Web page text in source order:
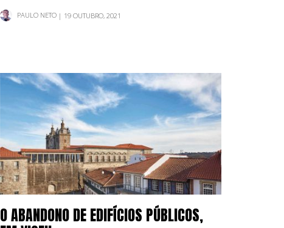
PAULO NETO| 19 OUTUBRO, 2021
O ABANDONO DE EDIFÍCIOS PÚBLICOS,